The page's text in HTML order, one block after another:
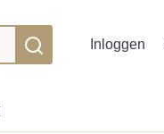
Inloggen